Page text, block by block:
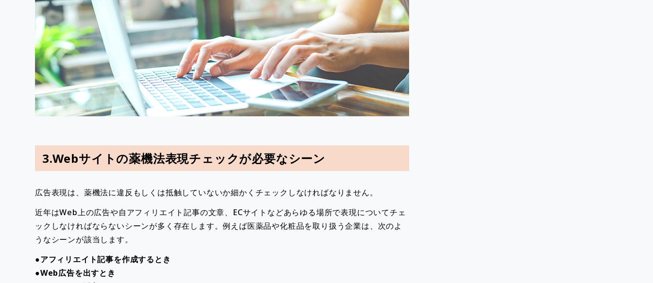
3.Webサイトの薬機法表現チェックが必要なシーン
広告表現は、薬機法に違反もしくは抵触していないか細かくチェックしなければなりません。
近年はWeb上の広告や自アフィリエイト記事の文章、ECサイトなどあらゆる場所で表現についてチェ
ックしなければならないシーンが多く存在します。例えば医薬品や化粧品を取り扱う企業は、次のよ
うなシーンが該当します。
●アフィリエイト記事を作成するとき
●Web広告を出すとき